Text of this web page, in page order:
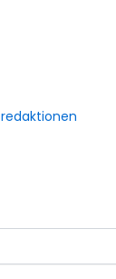
redaktionen